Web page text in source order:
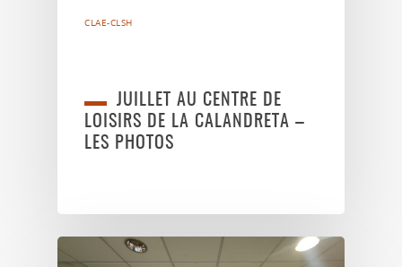
CLAE-CLSH
JUILLET AU CENTRE DE
LOISIRS DE LA CALANDRETA –
LES PHOTOS